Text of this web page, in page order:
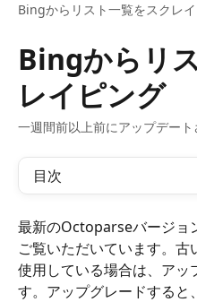
Bingからリスト一覧をスクレ
Bingからリ
レイピング
一週間前以上前にアップデート
目次
最新のOctoparseバージョ
ご覧いただいています。
使用している場合は、アッ
す。アップグレードすると